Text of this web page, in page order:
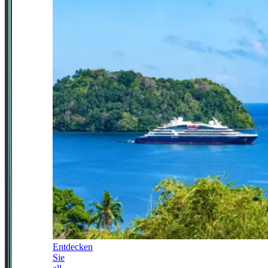
Entdecken
Sie